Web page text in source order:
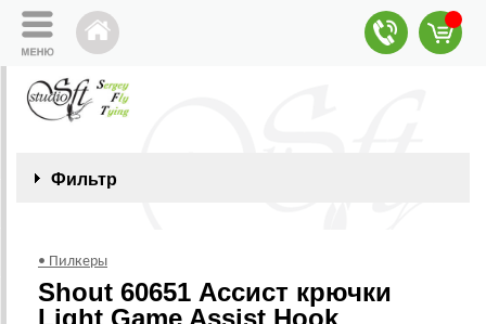
Фильтр
• Пилкеры
Shout 60651 Ассист крючки
Light Game Assist Hook